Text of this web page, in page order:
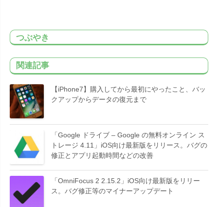
つぶやき
関連記事
【iPhone7】購入してから最初にやったこと、バッ
クアップからデータの復元まで
「Google ドライブ – Google の無料オンライン ス
トレージ 4.11」iOS向け最新版をリリース。バグの
修正とアプリ起動時間などの改善
「OmniFocus 2 2.15.2」iOS向け最新版をリリー
ス。バグ修正等のマイナーアップデート